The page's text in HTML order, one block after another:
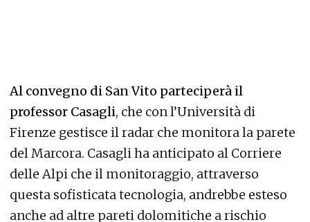
Al convegno di San Vito parteciperà il
professor Casagli, che con l’Università di
Firenze gestisce il radar che monitora la parete
del Marcora. Casagli ha anticipato al Corriere
delle Alpi che il monitoraggio, attraverso
questa sofisticata tecnologia, andrebbe esteso
anche ad altre pareti dolomitiche a rischio